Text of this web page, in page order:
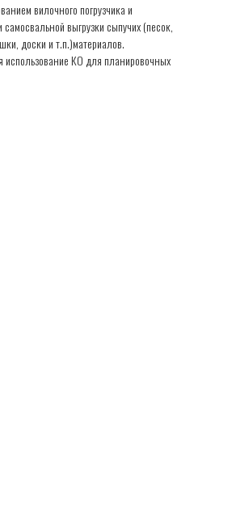
вилочного погрузчика и
выгрузки сыпучих (песок,
доски и т.п.)материалов.
использование КО для планировочных